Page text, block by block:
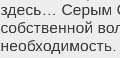
здесь… Серым
собственной
необходимость.